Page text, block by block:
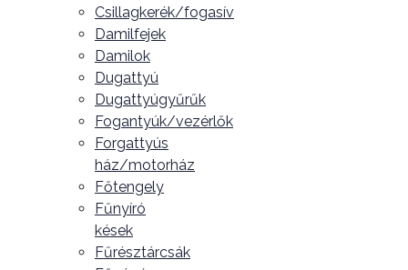
Csillagkerék/fogasív
Damilfejek
Damilok
Dugattyú
Dugattyúgyűrűk
Fogantyúk/vezérlők
Forgattyús
ház/motorház
Főtengely
Fűnyíró
kések
Fűrésztárcsák